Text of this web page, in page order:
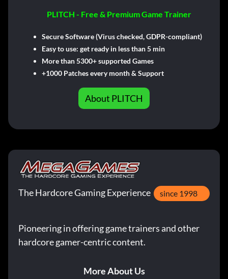
PLITCH - Free & Premium Game Trainer
Secure Software (Virus checked, GDPR-compliant)
Easy to use: get ready in less than 5 min
More than 5300+ supported Games
+1000 Patches every month & Support
About PLITCH
The Hardcore Gaming Experience since 1998
Pioneering in offering game trainers and other
hardcore gamer-centric content.
More About Us